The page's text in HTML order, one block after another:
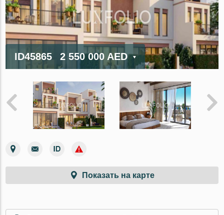
ID45865 2 550 000 AED
Показать на карте